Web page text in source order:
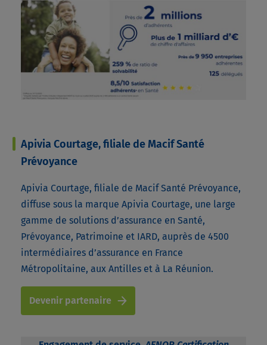
Apivia Courtage, filiale de Macif Santé
Prévoyance
Apivia Courtage, filiale de Macif Santé Prévoyance,
diffuse sous la marque Apivia Courtage, une large
gamme de solutions d’assurance en Santé,
Prévoyance, Patrimoine et IARD, auprès de 4500
intermédiaires d’assurance en France
Métropolitaine, aux Antilles et à La Réunion.
Devenir partenaire